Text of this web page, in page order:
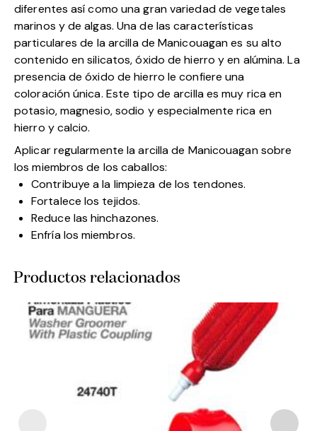
diferentes así como una gran variedad de vegetales
marinos y de algas. Una de las características
particulares de la arcilla de Manicouagan es su alto
contenido en silicatos, óxido de hierro y en alúmina. La
presencia de óxido de hierro le confiere una
coloración única. Este tipo de arcilla es muy rica en
potasio, magnesio, sodio y especialmente rica en
hierro y calcio.
Aplicar regularmente la arcilla de Manicouagan sobre
los miembros de los caballos:
Contribuye a la limpieza de los tendones.
Fortalece los tejidos.
Reduce las hinchazones.
Enfría los miembros.
Productos relacionados